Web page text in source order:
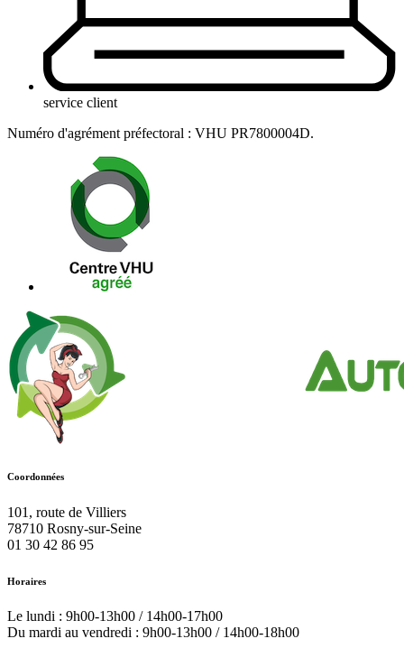
service client
Numéro d'agrément préfectoral : VHU PR7800004D.
Coordonnées
101, route de Villiers
78710 Rosny-sur-Seine
01 30 42 86 95
Horaires
Le lundi : 9h00-13h00 / 14h00-17h00
Du mardi au vendredi : 9h00-13h00 / 14h00-18h00